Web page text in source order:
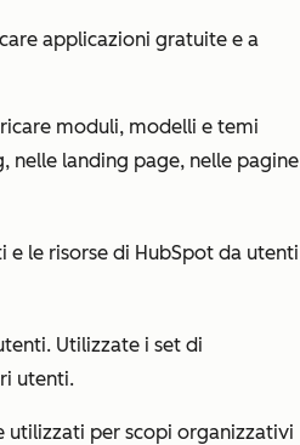
applicazioni gratuite e a
moduli, modelli e temi
nelle landing page, nelle pagine
le risorse di HubSpot da utenti
Utilizzate i set di
utenti.
utilizzati per scopi organizzativi